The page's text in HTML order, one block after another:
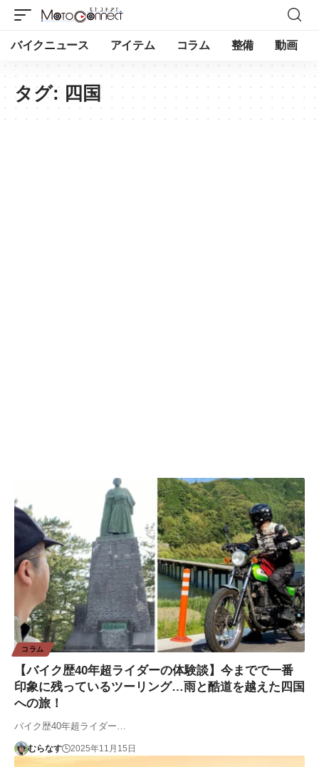
バイクニュース アイテム コラム 整備 動画
タグ: 四国
コラム
【バイク歴40年超ライダーの体験談】今までで一番
印象に残っているツーリング…雨と酷道を越えた四国
への旅！
バイク歴40年超ライダー…
むらなす 2025年11月15日